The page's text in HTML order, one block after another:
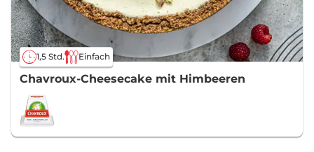
1,5 Std. Einfach
Chavroux-Cheesecake mit Himbeeren